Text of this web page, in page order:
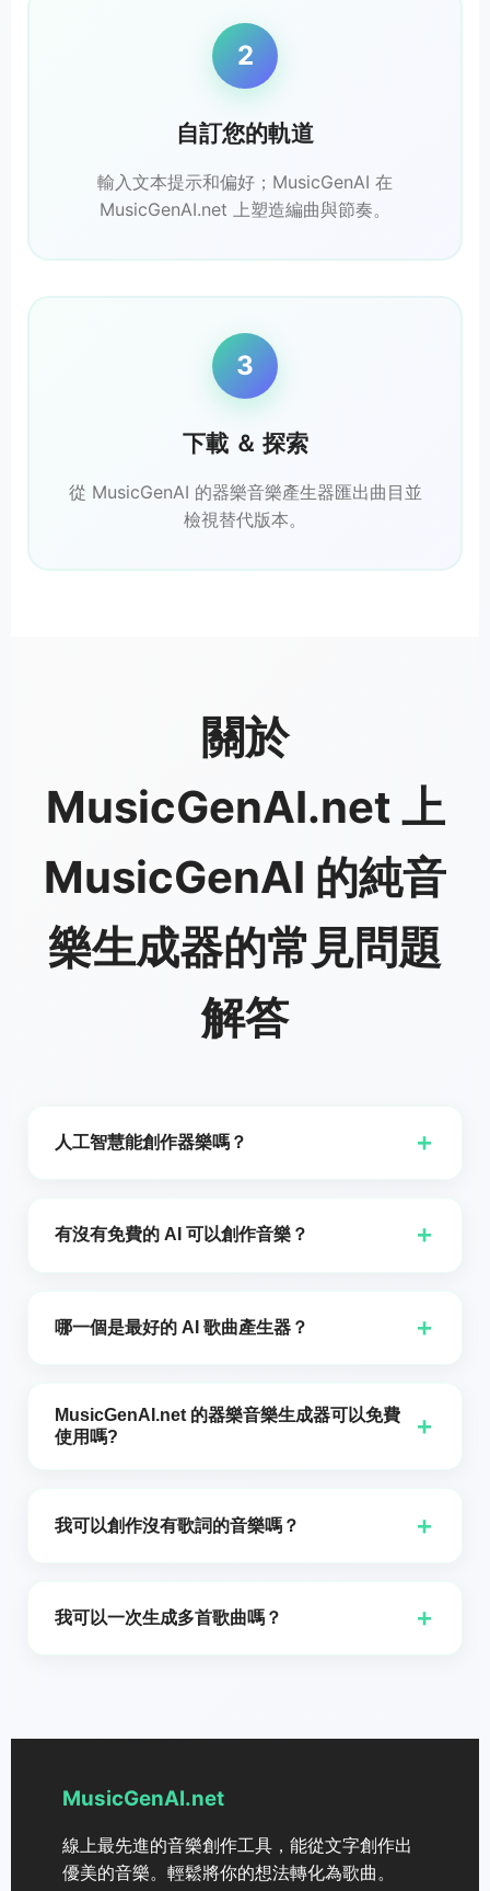
2
自訂您的軌道
輸入文本提示和偏好；MusicGenAI 在
MusicGenAI.net 上塑造編曲與節奏。
3
下載 ＆ 探索
從 MusicGenAI 的器樂音樂產生器匯出曲目並
檢視替代版本。
關於
MusicGenAI.net 上
MusicGenAI 的純音
樂生成器的常見問題
解答
人工智慧能創作器樂嗎？ +
經網路的進步,人工智慧現在能夠生成各種風格的音樂,包
括器樂曲。像 MusicGenAI.net 的 AI 驅動工具這類 AI
至特定樂器等參數,你可以創作出符合需求的獨特器樂音
意配樂,或只是放鬆的曲子,AI 都可以生成量身打造的器樂
曲目。這使得 AI 生成的器樂成為內容創作者,製作人與
有沒有免費的 AI 可以創作音樂？ +
的免費平台示例,讓任何人都能在不花一毛錢的情況下產
合你的需求。這些 AI 工具利用在大型音樂資料集上訓練
的先進演算法來產生模仿人類作曲家創意的音樂。無論
求。這是一種探索音樂創作,嘗試新聲音並強化創意專案
哪一個是最好的 AI 歌曲產生器？ +
備受推崇的工具是 MusicGenAI.net 的 AI 音樂生成器。
該工具提供使用者友好的介面,可自訂的選項以及強大的
多種風格的專業品質器樂音樂。它結合了機器學習與複
雜的演算法,以生成聽起來像由真人音樂家創作的曲目。
免費使用與易用性脫穎而出。MusicGenAI.net 的 AI 生
MusicGenAI.net 的器樂音樂生成器可以免費
使用嗎?
+
我可以創作沒有歌詞的音樂嗎？ +
我可以一次生成多首歌曲嗎？ +
MusicGenAI.net
線上最先進的音樂創作工具，能從文字創作出
優美的音樂。輕鬆將你的想法轉化為歌曲。